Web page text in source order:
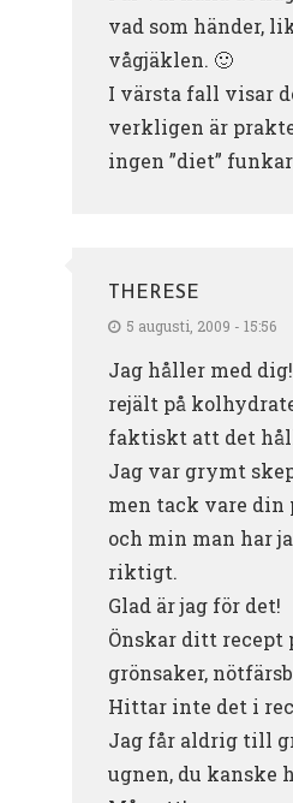
vad som händer,
vågjäklen. 🙂
I värsta fall visar
verkligen är
ingen ”diet”
THERESE
5 augusti, 2009 - 15:56
Jag håller med
rejält på
faktiskt att det
Jag var grymt
men tack vare din
och min man har
riktigt.
Glad är jag för det!
Önskar ditt recept
grönsaker,
Hittar inte det i
Jag får aldrig till
ugnen, du kanske